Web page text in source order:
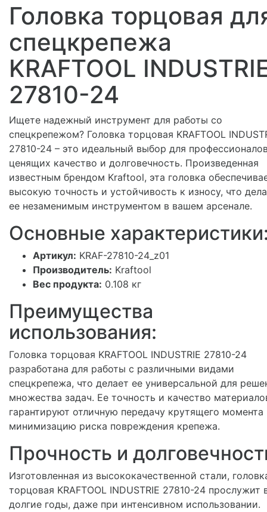
Головка торцовая
спецкрепежа
KRAFTOOL
27810-24
Ищете надежный инструмент для работы со
спецкрепежом? Головка торцовая KRAFTOOL
27810-24 – это идеальный выбор для
ценящих качество и долговечность. Произведенная
известным брендом Kraftool, эта головка
высокую точность и устойчивость к износу, что
ее незаменимым инструментом в вашем арсенале.
Основные
Артикул: KRAF-27810-24_z01
Производитель: Kraftool
Вес продукта: 0.108 кг
Преимущества
использования:
Головка торцовая KRAFTOOL INDUSTRIE 27810-24
разработана для работы с различными видами
спецкрепежа, что делает ее универсальной для
множества задач. Ее точность и качество
гарантируют отличную передачу крутящего момента
минимизацию риска повреждения крепежа.
Прочность и
Изготовленная из высококачественной стали,
торцовая KRAFTOOL INDUSTRIE 27810-24 прослужит
долгие годы, даже при интенсивном использовании.